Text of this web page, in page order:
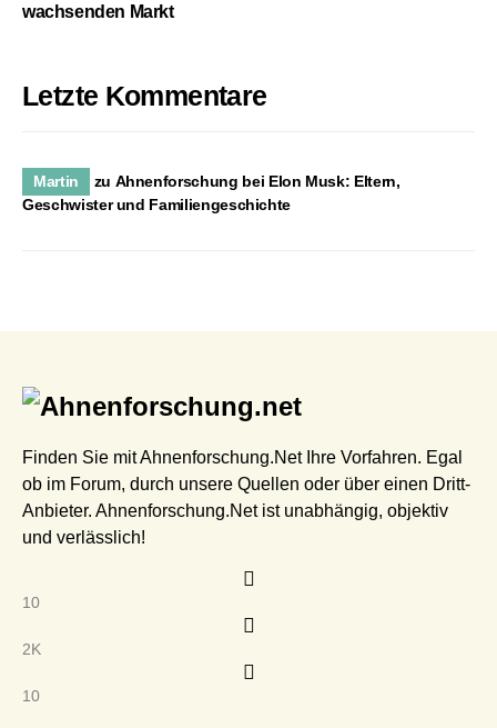
wachsenden Markt
Letzte Kommentare
Martin zu Ahnenforschung bei Elon Musk: Eltern,
Geschwister und Familiengeschichte
Finden Sie mit Ahnenforschung.Net Ihre Vorfahren. Egal
ob im Forum, durch unsere Quellen oder über einen Dritt-
Anbieter. Ahnenforschung.Net ist unabhängig, objektiv
und verlässlich!
10
2K
10